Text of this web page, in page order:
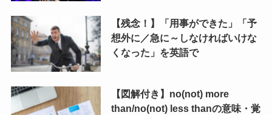
【残念！】「用事ができた」「予
想外に／急に～しなければいけな
くなった」を英語で
【図解付き】no(not) more
than/no(not) less thanの意味・覚